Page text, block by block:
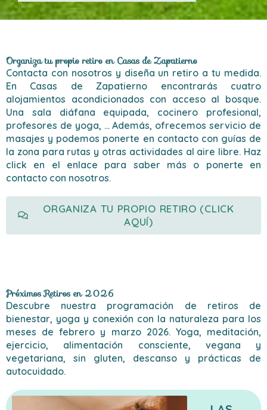
Organiza tu propio retiro en Casas de Zapatierno
Contacta con nosotros y diseña un retiro a tu medida.
En Casas de Zapatierno encontrarás cuatro
alojamientos acondicionados con acceso al bosque.
Una sala diáfana equipada, cocinero profesional,
profesores de yoga, ... Además, ofrecemos servicio de
masajes y podemos ponerte en contacto con guías de
la zona para rutas y otras actividades al aire libre. Haz
click en el enlace para saber más o ponerte en
contacto con nosotros.
ORGANIZA TU PROPIO RETIRO (CLICK
AQUÍ)
Próximos Retiros en 2026
Descubre nuestra programación de retiros de
bienestar, yoga y conexión con la naturaleza para los
meses de febrero y marzo 2026. Yoga, meditación,
ejercicio, alimentación consciente, vegana y
vegetariana, sin gluten, descanso y prácticas de
autocuidado.